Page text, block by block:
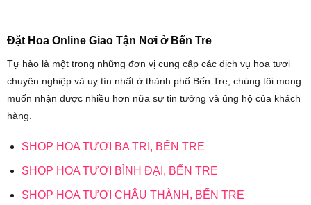
Đặt Hoa Online Giao Tận Nơi ở Bến Tre
Tự hào là một trong những đơn vị cung cấp các dịch vụ hoa tươi
chuyên nghiệp và uy tín nhất ở thành phố Bến Tre, chúng tôi mong
muốn nhận được nhiều hơn nữa sự tin tưởng và ủng hộ của khách
hàng.
SHOP HOA TƯƠI BA TRI, BẾN TRE
SHOP HOA TƯƠI BÌNH ĐẠI, BẾN TRE
SHOP HOA TƯƠI CHÂU THÀNH, BẾN TRE